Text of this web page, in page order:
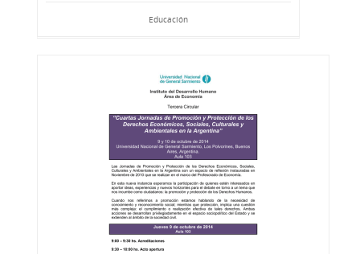
Educación